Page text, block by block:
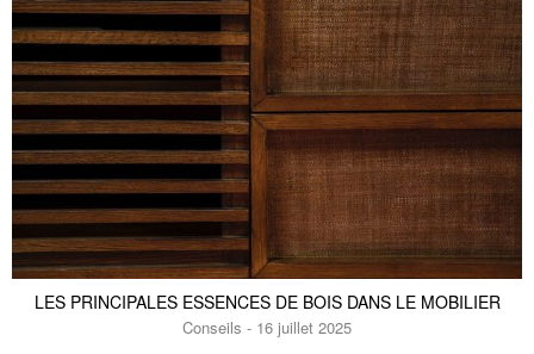
LES PRINCIPALES ESSENCES DE BOIS DANS LE MOBILIER
Conseils - 16 juillet 2025